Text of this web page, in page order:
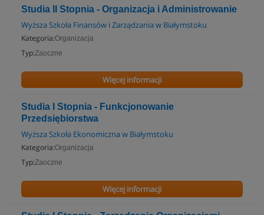
Studia II Stopnia - Organizacja i Administrowanie
Wyższa Szkoła Finansów i Zarządzania w Białymstoku
Kategoria:Organizacja
Typ:Zaoczne
Więcej informacji
Studia I Stopnia - Funkcjonowanie
Przedsiębiorstwa
Wyższa Szkoła Ekonomiczna w Białymstoku
Kategoria:Organizacja
Typ:Zaoczne
Więcej informacji